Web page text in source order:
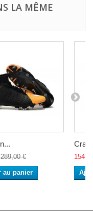
LA MÊME
289,00 €
au panier